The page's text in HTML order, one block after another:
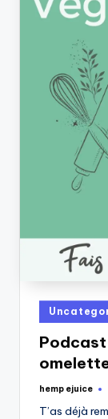
Posted
in
Podcast
Posted
hemp ejuice
T’as déjà